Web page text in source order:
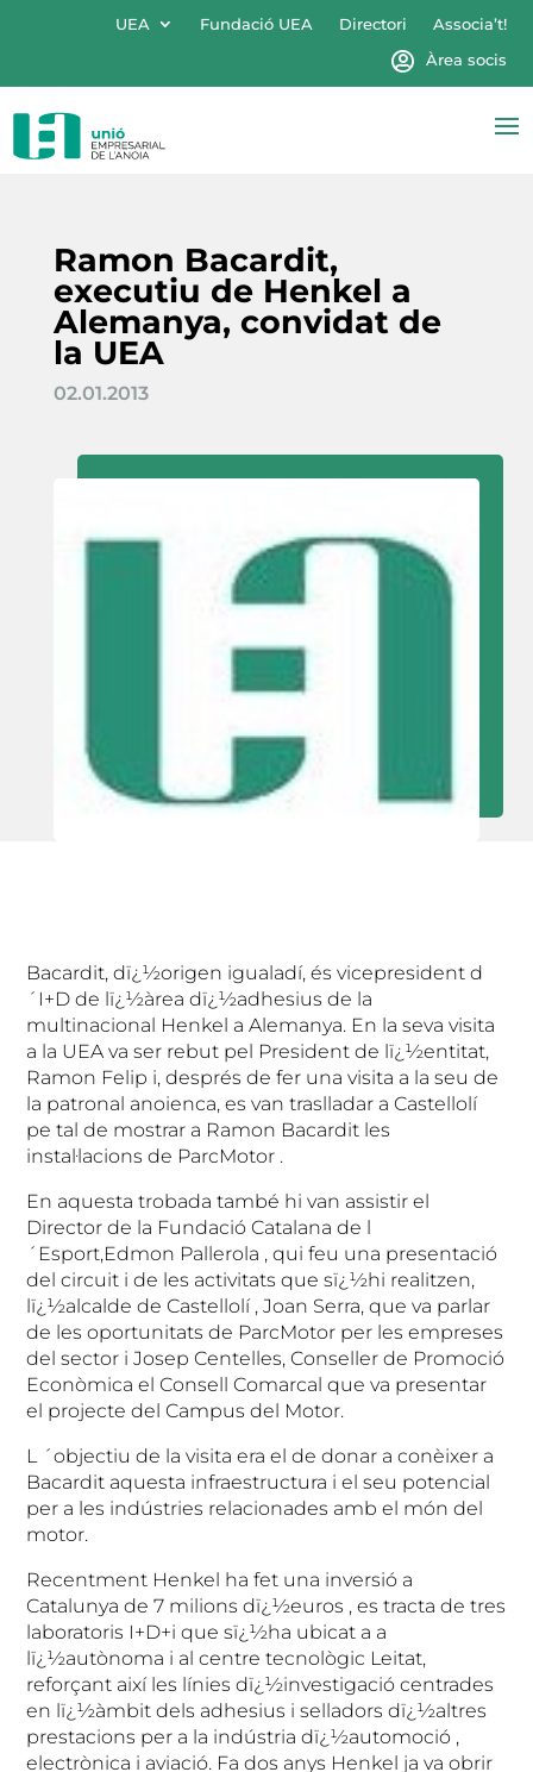
UEA Fundació UEA Directori
Associa’t!
Àrea socis
Ramon Bacardit,
executiu de Henkel a
Alemanya, convidat de
la UEA
02.01.2013
Bacardit, dï¿½origen igualadí, és vicepresident d
´I+D de lï¿½àrea dï¿½adhesius de la
multinacional Henkel a Alemanya. En la seva visita
a la UEA va ser rebut pel President de lï¿½entitat,
Ramon Felip i, després de fer una visita a la seu de
la patronal anoienca, es van traslladar a Castellolí
pe tal de mostrar a Ramon Bacardit les
instal·lacions de ParcMotor .
En aquesta trobada també hi van assistir el
Director de la Fundació Catalana de l
´Esport,Edmon Pallerola , qui feu una presentació
del circuit i de les activitats que sï¿½hi realitzen,
lï¿½alcalde de Castellolí , Joan Serra, que va parlar
de les oportunitats de ParcMotor per les empreses
del sector i Josep Centelles, Conseller de Promoció
Econòmica el Consell Comarcal que va presentar
el projecte del Campus del Motor.
L ´objectiu de la visita era el de donar a conèixer a
Bacardit aquesta infraestructura i el seu potencial
per a les indústries relacionades amb el món del
motor.
Recentment Henkel ha fet una inversió a
Catalunya de 7 milions dï¿½euros , es tracta de tres
laboratoris I+D+i que sï¿½ha ubicat a a
lï¿½autònoma i al centre tecnològic Leitat,
reforçant així les línies dï¿½investigació centrades
en lï¿½àmbit dels adhesius i selladors dï¿½altres
prestacions per a la indústria dï¿½automoció ,
electrònica i aviació. Fa dos anys Henkel ja va obrir